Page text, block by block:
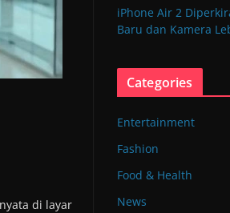
di layar
iPhone Air 2
Baru dan Kamera
Categories
Entertainment
Fashion
Food & Health
News